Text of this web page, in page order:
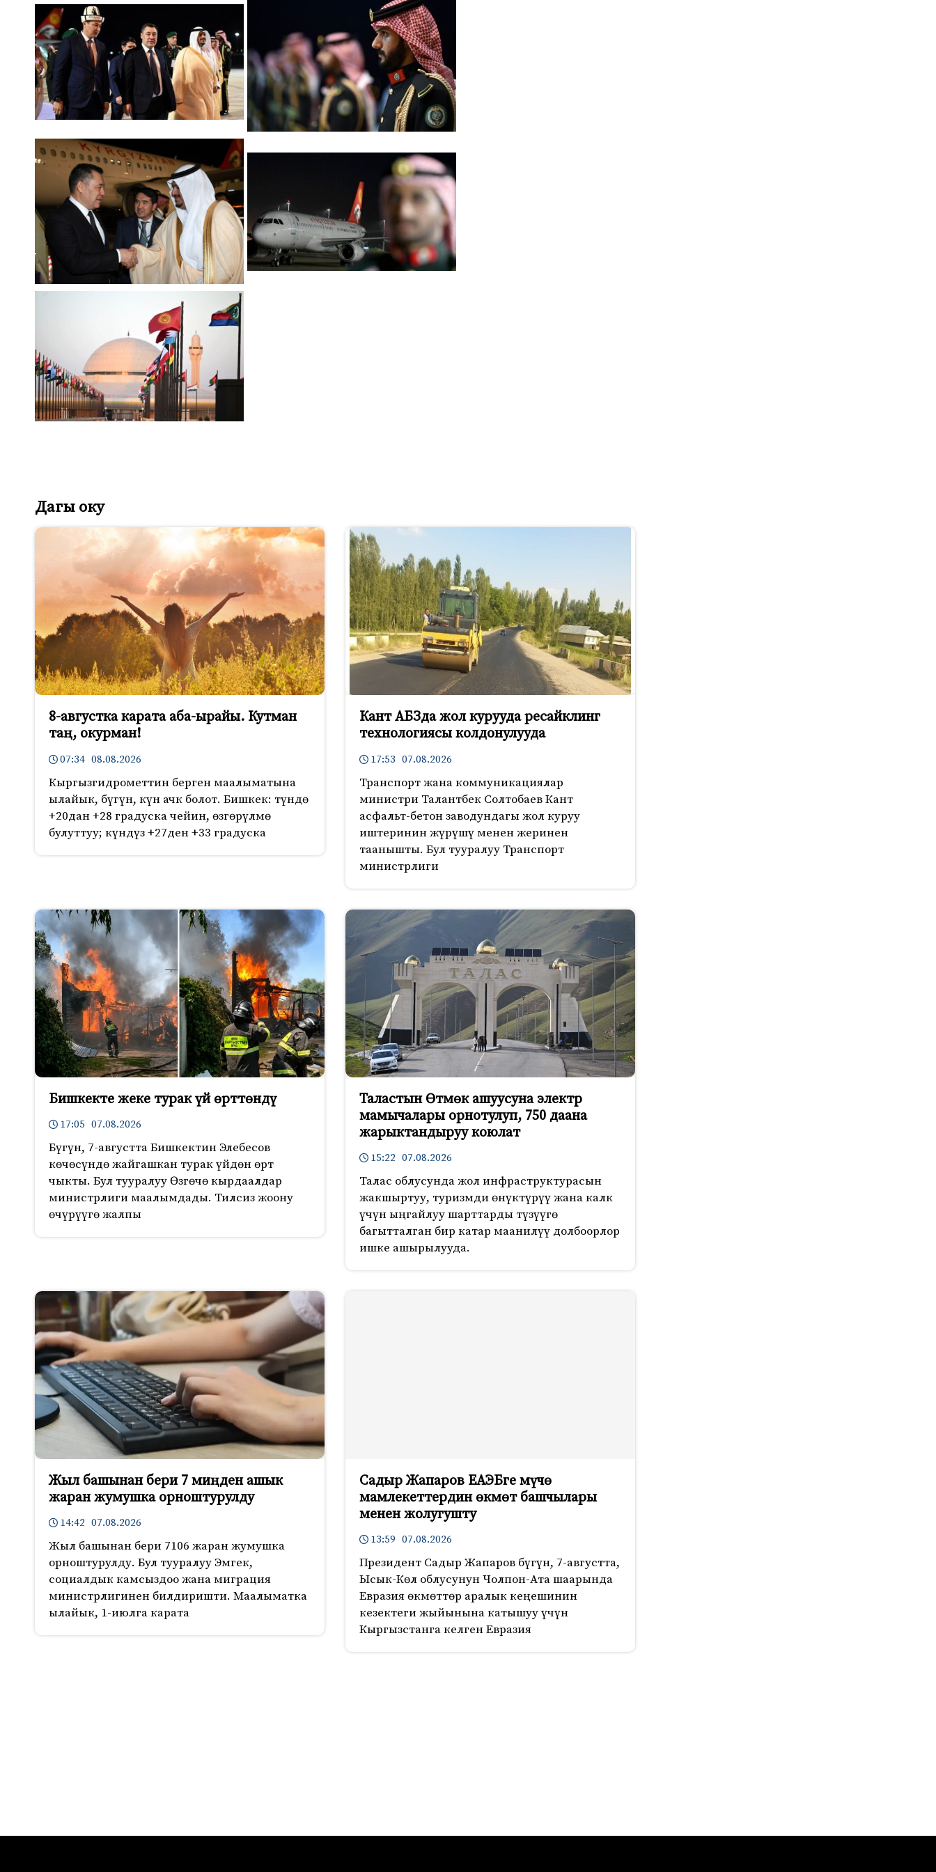
Дагы оку
8-августка карата аба-ырайы. Кутман
таң, окурман!
07:34 08.08.2026
Кыргызгидрометтин берген маалыматына
ылайык, бүгүн, күн ачк болот. Бишкек: түндө
+20дан +28 градуска чейин, өзгөрүлмө
булуттуу; күндүз +27ден +33 градуска
Кант АБЗда жол курууда ресайклинг
технологиясы колдонулууда
17:53 07.08.2026
Транспорт жана коммуникациялар
министри Талантбек Солтобаев Кант
асфальт-бетон заводундагы жол куруу
иштеринин жүрүшү менен жеринен
таанышты. Бул тууралуу Транспорт
министрлиги
Бишкекте жеке турак үй өрттөндү
17:05 07.08.2026
Бүгүн, 7-августта Бишкектин Элебесов
көчөсүндө жайгашкан турак үйдөн өрт
чыкты. Бул тууралуу Өзгөчө кырдаалдар
министрлиги маалымдады. Тилсиз жоону
өчүрүүгө жалпы
Таластын Өтмөк ашуусуна электр
мамычалары орнотулуп, 750 даана
жарыктандыруу коюлат
15:22 07.08.2026
Талас облусунда жол инфраструктурасын
жакшыртуу, туризмди өнүктүрүү жана калк
үчүн ыңгайлуу шарттарды түзүүгө
багытталган бир катар маанилүү долбоорлор
ишке ашырылууда.
Жыл башынан бери 7 миңден ашык
жаран жумушка орноштурулду
14:42 07.08.2026
Жыл башынан бери 7106 жаран жумушка
орноштурулду. Бул тууралуу Эмгек,
социалдык камсыздоо жана миграция
министрлигинен билдиришти. Маалыматка
ылайык, 1-июлга карата
Садыр Жапаров ЕАЭБге мүчө
мамлекеттердин өкмөт башчылары
менен жолугушту
13:59 07.08.2026
Президент Садыр Жапаров бүгүн, 7-августта,
Ысык-Көл облусунун Чолпон-Ата шаарында
Евразия өкмөттөр аралык кеңешинин
кезектеги жыйынына катышуу үчүн
Кыргызстанга келген Евразия